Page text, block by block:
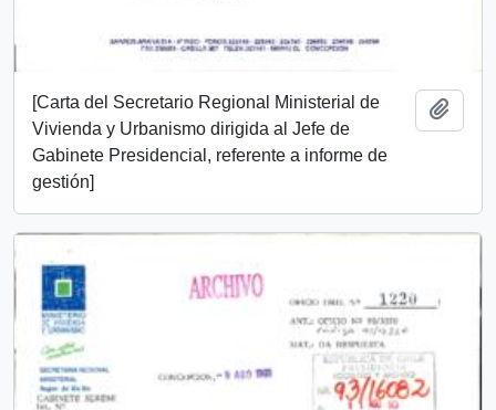
[Carta del Secretario Regional Ministerial de
Vivienda y Urbanismo dirigida al Jefe de
Gabinete Presidencial, referente a informe de
gestión]